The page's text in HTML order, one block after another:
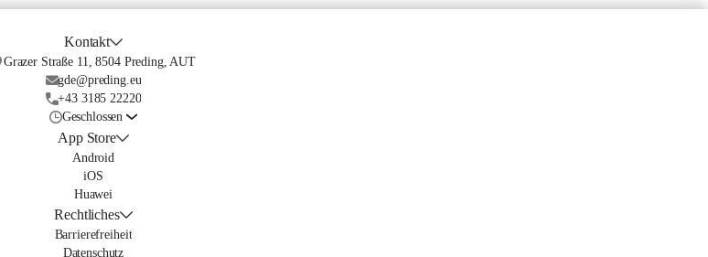
Kontakt
Grazer Straße 11, 8504 Preding, AUT
gde@preding.eu
+43 3185 22220
Geschlossen
App Store
Android
iOS
Huawei
Rechtliches
Barrierefreiheit
Datenschutz